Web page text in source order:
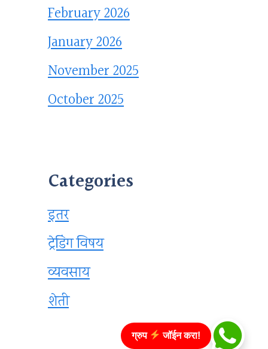
February 2026
January 2026
November 2025
October 2025
Categories
इतर
ट्रेडिंग विषय
व्यवसाय
शेती
ग्रुप जॉईन करा!